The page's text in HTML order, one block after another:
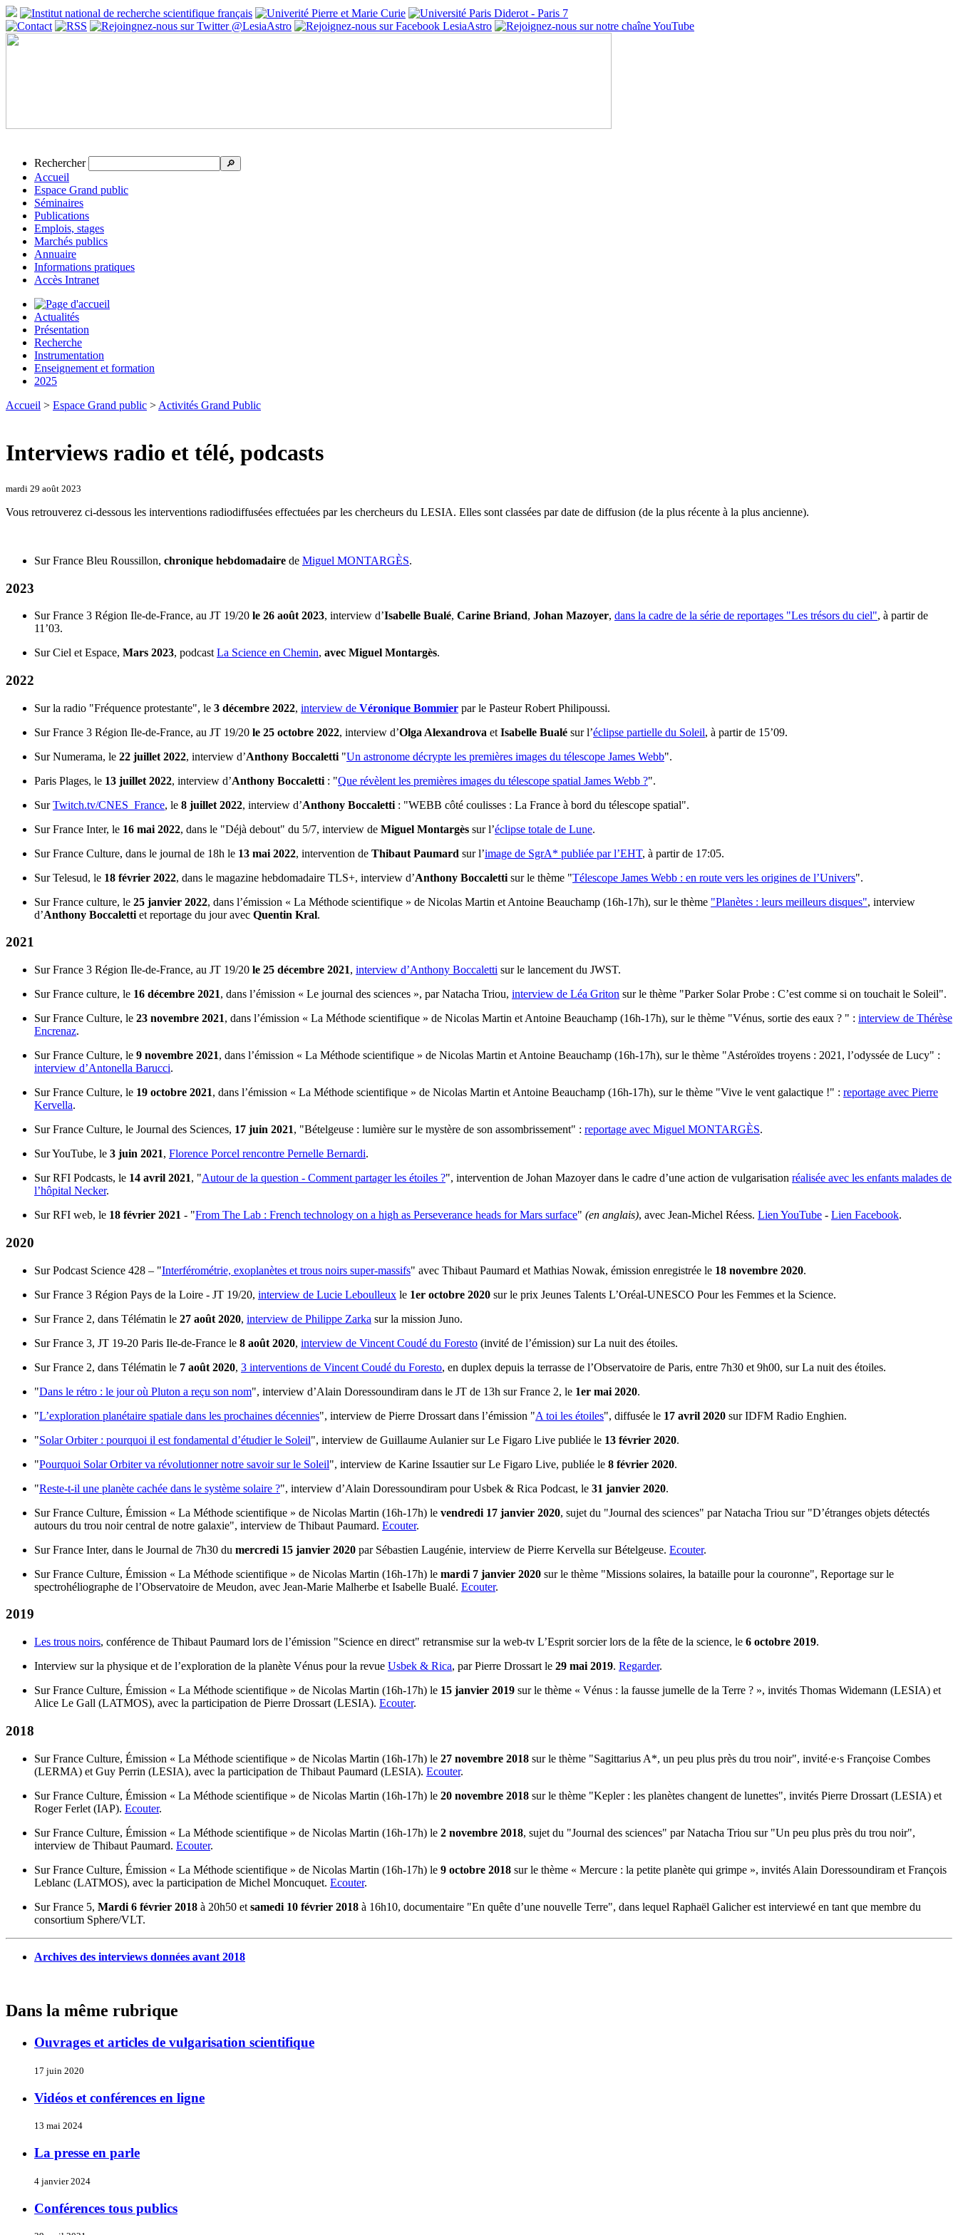
Rechercher 🔎
Accueil
Espace Grand public
Séminaires
Publications
Emplois, stages
Marchés publics
Annuaire
Informations pratiques
Accès Intranet
Actualités
Présentation
Recherche
Instrumentation
Enseignement et formation
2025
Accueil > Espace Grand public > Activités Grand Public
Interviews radio et télé, podcasts
mardi 29 août 2023
Vous retrouverez ci-dessous les interventions radiodiffusées effectuées par les chercheurs du LESIA. Elles sont classées par date de diffusion (de la plus récente à la plus ancienne).
Sur France Bleu Roussillon, chronique hebdomadaire de Miguel MONTARGÈS.
2023
Sur France 3 Région Ile-de-France, au JT 19/20 le 26 août 2023, interview d’Isabelle Bualé, Carine Briand, Johan Mazoyer, dans la cadre de la série de reportages "Les trésors du ciel", à partir de
11’03.
Sur Ciel et Espace, Mars 2023, podcast La Science en Chemin, avec Miguel Montargès.
2022
Sur la radio "Fréquence protestante", le 3 décembre 2022, interview de Véronique Bommier par le Pasteur Robert Philipoussi.
Sur France 3 Région Ile-de-France, au JT 19/20 le 25 octobre 2022, interview d’Olga Alexandrova et Isabelle Bualé sur l’éclipse partielle du Soleil, à partir de 15’09.
Sur Numerama, le 22 juillet 2022, interview d’Anthony Boccaletti "Un astronome décrypte les premières images du télescope James Webb".
Paris Plages, le 13 juillet 2022, interview d’Anthony Boccaletti : "Que révèlent les premières images du télescope spatial James Webb ?".
SurTwitch.tv/CNES_France, le 8 juillet 2022, interview d’Anthony Boccaletti : "WEBB côté coulisses : La France à bord du télescope spatial".
Sur France Inter, le 16 mai 2022, dans le "Déjà debout" du 5/7, interview de Miguel Montargès sur l’éclipse totale de Lune.
Sur France Culture, dans le journal de 18h le 13 mai 2022, intervention de Thibaut Paumard sur l’image de SgrA* publiée par l’EHT, à partir de 17:05.
Sur Telesud, le 18 février 2022, dans le magazine hebdomadaire TLS+, interview d’Anthony Boccaletti sur le thème "Télescope James Webb : en route vers les origines de l’Univers".
Sur France culture, le 25 janvier 2022, dans l’émission « La Méthode scientifique » de Nicolas Martin et Antoine Beauchamp (16h-17h), sur le thème "Planètes : leurs meilleurs disques", interview
d’Anthony Boccaletti et reportage du jour avec Quentin Kral.
2021
Sur France 3 Région Ile-de-France, au JT 19/20 le 25 décembre 2021, interview d’Anthony Boccaletti sur le lancement du JWST.
Sur France culture, le 16 décembre 2021, dans l’émission « Le journal des sciences », par Natacha Triou, interview de Léa Griton sur le thème "Parker Solar Probe : C’est comme si on touchait le Soleil".
Sur France Culture, le 23 novembre 2021, dans l’émission « La Méthode scientifique » de Nicolas Martin et Antoine Beauchamp (16h-17h), sur le thème "Vénus, sortie des eaux ? " : interview de Thérèse
Encrenaz.
Sur France Culture, le 9 novembre 2021, dans l’émission « La Méthode scientifique » de Nicolas Martin et Antoine Beauchamp (16h-17h), sur le thème "Astéroïdes troyens : 2021, l’odyssée de Lucy" :
interview d’Antonella Barucci.
Sur France Culture, le 19 octobre 2021, dans l’émission « La Méthode scientifique » de Nicolas Martin et Antoine Beauchamp (16h-17h), sur le thème "Vive le vent galactique !" : reportage avec Pierre
Kervella.
Sur France Culture, le Journal des Sciences, 17 juin 2021, "Bételgeuse : lumière sur le mystère de son assombrissement" : reportage avec Miguel MONTARGÈS.
Sur YouTube, le 3 juin 2021, Florence Porcel rencontre Pernelle Bernardi.
Sur RFI Podcasts, le 14 avril 2021, "Autour de la question - Comment partager les étoiles ?", intervention de Johan Mazoyer dans le cadre d’une action de vulgarisation réalisée avec les enfants malades de
l’hôpital Necker.
Sur RFI web, le 18 février 2021 - "From The Lab : French technology on a high as Perseverance heads for Mars surface" (en anglais), avec Jean-Michel Réess. Lien YouTube - Lien Facebook.
2020
Sur Podcast Science 428 – "Interférométrie, exoplanètes et trous noirs super-massifs" avec Thibaut Paumard et Mathias Nowak, émission enregistrée le 18 novembre 2020.
Sur France 3 Région Pays de la Loire - JT 19/20, interview de Lucie Leboulleux le 1er octobre 2020 sur le prix Jeunes Talents L’Oréal-UNESCO Pour les Femmes et la Science.
Sur France 2, dans Télématin le 27 août 2020, interview de Philippe Zarka sur la mission Juno.
Sur France 3, JT 19-20 Paris Ile-de-France le 8 août 2020, interview de Vincent Coudé du Foresto (invité de l’émission) sur La nuit des étoiles.
Sur France 2, dans Télématin le 7 août 2020, 3 interventions de Vincent Coudé du Foresto, en duplex depuis la terrasse de l’Observatoire de Paris, entre 7h30 et 9h00, sur La nuit des étoiles.
"Dans le rétro : le jour où Pluton a reçu son nom", interview d’Alain Doressoundiram dans le JT de 13h sur France 2, le 1er mai 2020.
"L’exploration planétaire spatiale dans les prochaines décennies", interview de Pierre Drossart dans l’émission "A toi les étoiles", diffusée le 17 avril 2020 sur IDFM Radio Enghien.
"Solar Orbiter : pourquoi il est fondamental d’étudier le Soleil", interview de Guillaume Aulanier sur Le Figaro Live publiée le 13 février 2020.
"Pourquoi Solar Orbiter va révolutionner notre savoir sur le Soleil", interview de Karine Issautier sur Le Figaro Live, publiée le 8 février 2020.
"Reste-t-il une planète cachée dans le système solaire ?", interview d’Alain Doressoundiram pour Usbek & Rica Podcast, le 31 janvier 2020.
Sur France Culture, Émission « La Méthode scientifique » de Nicolas Martin (16h-17h) le vendredi 17 janvier 2020, sujet du "Journal des sciences" par Natacha Triou sur "D’étranges objets détectés
autours du trou noir central de notre galaxie", interview de Thibaut Paumard. Ecouter.
Sur France Inter, dans le Journal de 7h30 du mercredi 15 janvier 2020 par Sébastien Laugénie, interview de Pierre Kervella sur Bételgeuse. Ecouter.
Sur France Culture, Émission « La Méthode scientifique » de Nicolas Martin (16h-17h) le mardi 7 janvier 2020 sur le thème "Missions solaires, la bataille pour la couronne", Reportage sur le
spectrohéliographe de l’Observatoire de Meudon, avec Jean-Marie Malherbe et Isabelle Bualé. Ecouter.
2019
Les trous noirs, conférence de Thibaut Paumard lors de l’émission "Science en direct" retransmise sur la web-tv L’Esprit sorcier lors de la fête de la science, le 6 octobre 2019.
Interview sur la physique et de l’exploration de la planète Vénus pour la revue Usbek & Rica, par Pierre Drossart le 29 mai 2019. Regarder.
Sur France Culture, Émission « La Méthode scientifique » de Nicolas Martin (16h-17h) le 15 janvier 2019 sur le thème « Vénus : la fausse jumelle de la Terre ? », invités Thomas Widemann (LESIA) et
Alice Le Gall (LATMOS), avec la participation de Pierre Drossart (LESIA). Ecouter.
2018
Sur France Culture, Émission « La Méthode scientifique » de Nicolas Martin (16h-17h) le 27 novembre 2018 sur le thème "Sagittarius A*, un peu plus près du trou noir", invité·e·s Françoise Combes
(LERMA) et Guy Perrin (LESIA), avec la participation de Thibaut Paumard (LESIA). Ecouter.
Sur France Culture, Émission « La Méthode scientifique » de Nicolas Martin (16h-17h) le 20 novembre 2018 sur le thème "Kepler : les planètes changent de lunettes", invités Pierre Drossart (LESIA) et
Roger Ferlet (IAP). Ecouter.
Sur France Culture, Émission « La Méthode scientifique » de Nicolas Martin (16h-17h) le 2 novembre 2018, sujet du "Journal des sciences" par Natacha Triou sur "Un peu plus près du trou noir",
interview de Thibaut Paumard. Ecouter.
Sur France Culture, Émission « La Méthode scientifique » de Nicolas Martin (16h-17h) le 9 octobre 2018 sur le thème « Mercure : la petite planète qui grimpe », invités Alain Doressoundiram et François
Leblanc (LATMOS), avec la participation de Michel Moncuquet. Ecouter.
Sur France 5, Mardi 6 février 2018 à 20h50 et samedi 10 février 2018 à 16h10, documentaire "En quête d’une nouvelle Terre", dans lequel Raphaël Galicher est interviewé en tant que membre du
consortium Sphere/VLT.
Archives des interviews données avant 2018
Dans la même rubrique
Ouvrages et articles de vulgarisation scientifique
17 juin 2020
Vidéos et conférences en ligne
13 mai 2024
La presse en parle
4 janvier 2024
Conférences tous publics